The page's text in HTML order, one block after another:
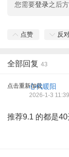
您需要登录之后
点赞 反
全部回复 43
点击重新加载心代暖阳
2026-1-3
推荐9.1 的都是40